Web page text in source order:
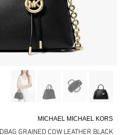
MICHAEL MICHAEL KORS
GRAINED COW LEATHER BLACK